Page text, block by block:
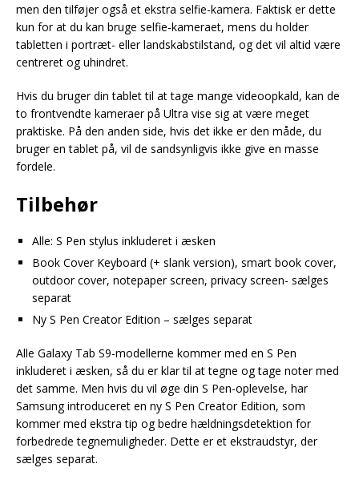
men den tilføjer også et ekstra selfie-kamera. Faktisk er dette
kun for at du kan bruge selfie-kameraet, mens du holder
tabletten i portræt- eller landskabstilstand, og det vil altid være
centreret og uhindret.
Hvis du bruger din tablet til at tage mange videoopkald, kan de
to frontvendte kameraer på Ultra vise sig at være meget
praktiske. På den anden side, hvis det ikke er den måde, du
bruger en tablet på, vil de sandsynligvis ikke give en masse
fordele.
Tilbehør
Alle: S Pen stylus inkluderet i æsken
Book Cover Keyboard (+ slank version), smart book cover,
outdoor cover, notepaper screen, privacy screen- sælges
separat
Ny S Pen Creator Edition – sælges separat
Alle Galaxy Tab S9-modellerne kommer med en S Pen
inkluderet i æsken, så du er klar til at tegne og tage noter med
det samme. Men hvis du vil øge din S Pen-oplevelse, har
Samsung introduceret en ny S Pen Creator Edition, som
kommer med ekstra tip og bedre hældningsdetektion for
forbedrede tegnemuligheder. Dette er et ekstraudstyr, der
sælges separat.